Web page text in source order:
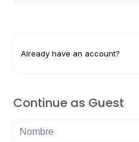
Already have an account?
Continue as Guest